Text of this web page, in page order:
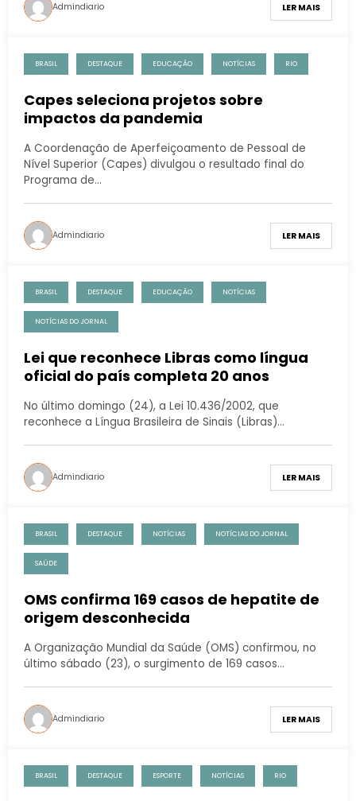
Admindiario LER MAIS
BRASIL DESTAQUE EDUCAÇÃO NOTÍCIAS RIO
Capes seleciona projetos sobre
impactos da pandemia
A Coordenação de Aperfeiçoamento de Pessoal de
Nível Superior (Capes) divulgou o resultado final do
Programa de…
Admindiario LER MAIS
BRASIL DESTAQUE EDUCAÇÃO NOTÍCIAS
NOTÍCIAS DO JORNAL
Lei que reconhece Libras como língua
oficial do país completa 20 anos
No último domingo (24), a Lei 10.436/2002, que
reconhece a Língua Brasileira de Sinais (Libras)…
Admindiario LER MAIS
BRASIL DESTAQUE NOTÍCIAS NOTÍCIAS DO JORNAL
SAÚDE
OMS confirma 169 casos de hepatite de
origem desconhecida
A Organização Mundial da Saúde (OMS) confirmou, no
último sábado (23), o surgimento de 169 casos…
Admindiario LER MAIS
BRASIL DESTAQUE ESPORTE NOTÍCIAS RIO